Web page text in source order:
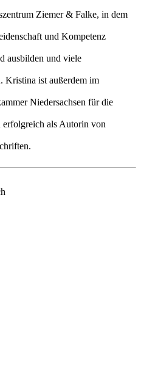
Ziemer & Falke, in dem
und Kompetenz
ausbilden und viele
Kristina ist außerdem im
Niedersachsen für die
als Autorin von